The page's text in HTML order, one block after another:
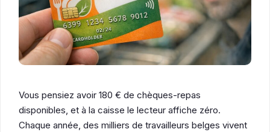
Vous pensiez avoir 180 € de chèques-repas
disponibles, et à la caisse le lecteur affiche zéro.
Chaque année, des milliers de travailleurs belges vivent